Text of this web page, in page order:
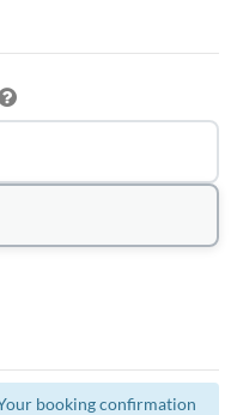
booking confirmation